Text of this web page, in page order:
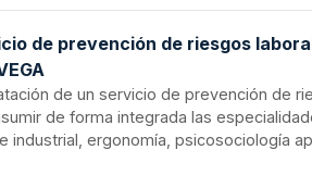
para realizar actividades de
urbano.
de prevención de riesgos
de un servicio de prevención de
de forma integrada las
industrial, ergonomía, psicosociología